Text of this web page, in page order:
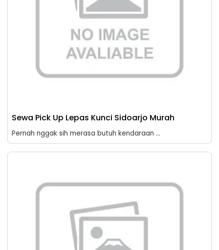
Sewa Pick Up Lepas Kunci Sidoarjo Murah
Pernah nggak sih merasa butuh kendaraan ...